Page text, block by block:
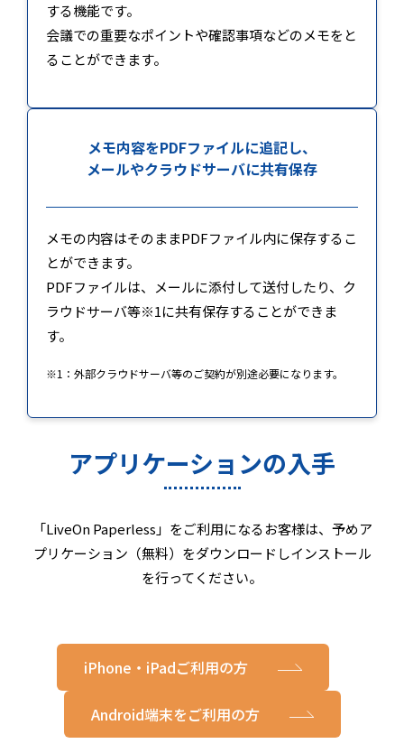
する機能です。
会議での重要なポイントや確認事項などのメモをと
ることができます。
メモ内容をPDFファイルに追記し、
メールやクラウドサーバに共有保存
メモの内容はそのままPDFファイル内に保存するこ
とができます。
PDFファイルは、メールに添付して送付したり、ク
ラウドサーバ等※1に共有保存することができま
す。
※1：外部クラウドサーバ等のご契約が別途必要になります。
アプリケーションの入手
「LiveOn Paperless」をご利用になるお客様は、予めア
プリケーション（無料）をダウンロードしインストール
を行ってください。
iPhone・iPadご利用の方
Android端末をご利用の方